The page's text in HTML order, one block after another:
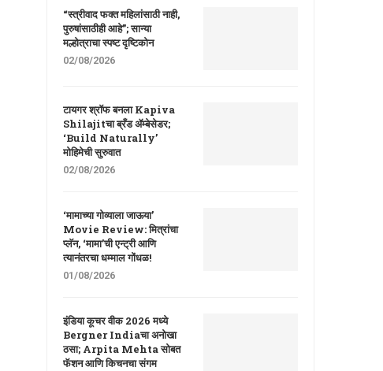
“स्त्रीवाद फक्त महिलांसाठी नाही,
पुरुषांसाठीही आहे”; सान्या
मल्होत्राचा स्पष्ट दृष्टिकोन
02/08/2026
टायगर श्रॉफ बनला Kapiva
Shilajitचा ब्रँड ॲम्बेसेडर;
‘Build Naturally’
मोहिमेची सुरुवात
02/08/2026
‘मामाच्या गोव्याला जाऊया’
Movie Review: मित्रांचा
प्लॅन, ‘मामा’ची एन्ट्री आणि
त्यानंतरचा धम्माल गोंधळ!
01/08/2026
इंडिया कूचर वीक 2026 मध्ये
Bergner Indiaचा अनोखा
ठसा; Arpita Mehta सोबत
फॅशन आणि किचनचा संगम